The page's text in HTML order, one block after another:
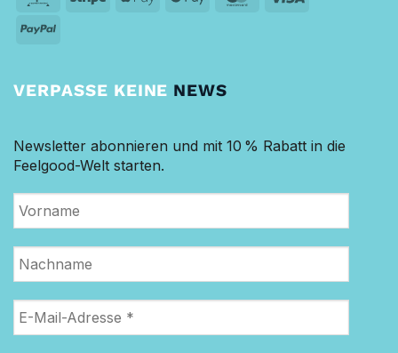
PayPal
VERPASSE KEINE NEWS
Newsletter abonnieren und mit 10 % Rabatt in die
Feelgood-Welt starten.